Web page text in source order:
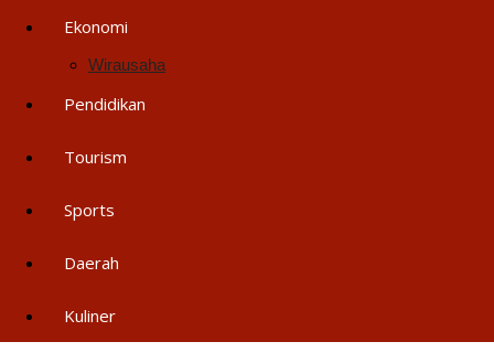
Ekonomi
Wirausaha
Pendidikan
Tourism
Sports
Daerah
Kuliner